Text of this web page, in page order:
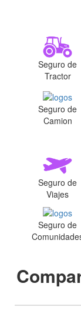
Seguro de
Tractor
Seguro de
Camion
Seguro de
Viajes
Seguro de